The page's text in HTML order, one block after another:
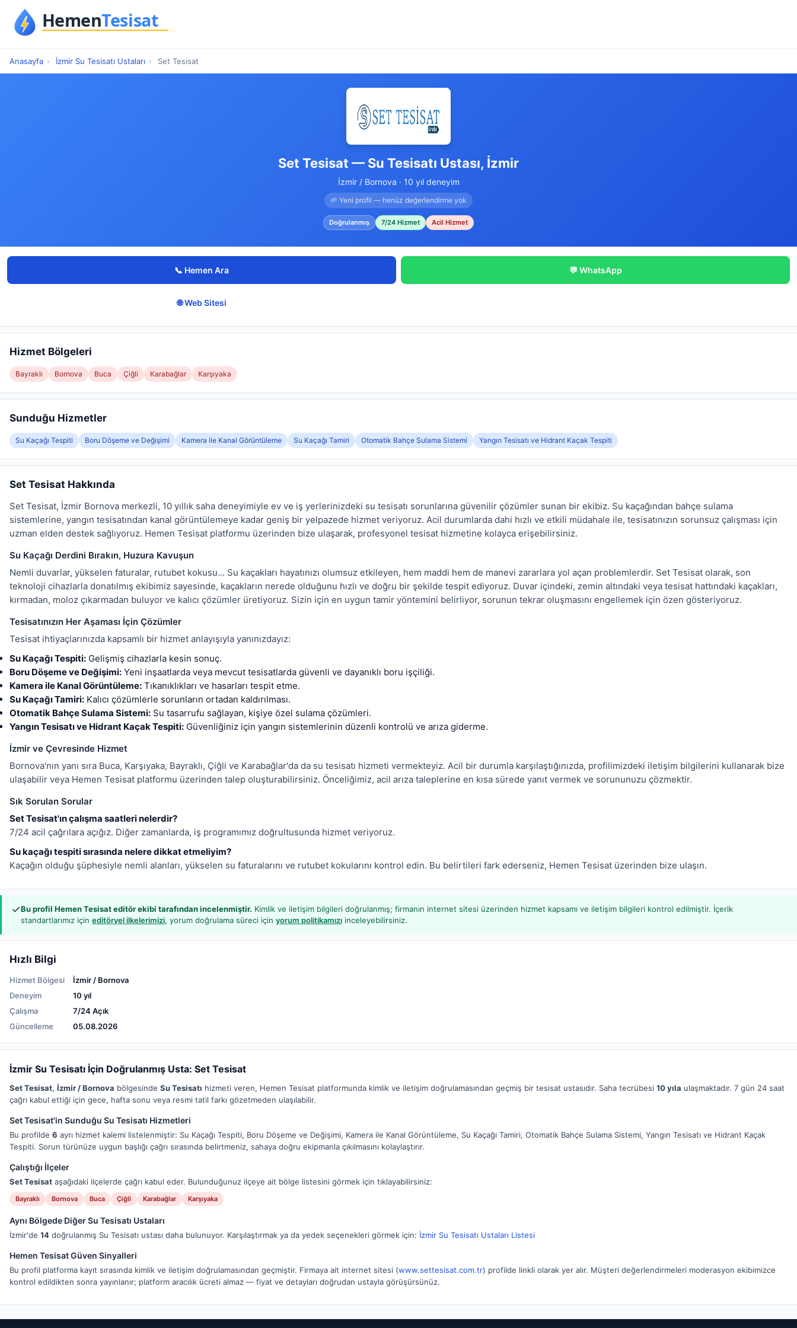
Anasayfa › İzmir Su Tesisatı Ustaları › Set Tesisat
Set Tesisat — Su Tesisatı Ustası, İzmir
İzmir / Bornova · 10 yıl deneyim
🌱 Yeni profil — henüz değerlendirme yok
Doğrulanmış 7/24 Hizmet Acil Hizmet
📞 Hemen Ara 💬 WhatsApp
🌐 Web Sitesi
Hizmet Bölgeleri
Bayraklı Bornova Buca Çiğli Karabağlar Karşıyaka
Sunduğu Hizmetler
Su Kaçağı Tespiti Boru Döşeme ve Değişimi Kamera ile Kanal Görüntüleme Su Kaçağı Tamiri Otomatik Bahçe Sulama Sistemi Yangın Tesisatı ve Hidrant Kaçak Tespiti
Set Tesisat Hakkında
Set Tesisat, İzmir Bornova merkezli, 10 yıllık saha deneyimiyle ev ve iş yerlerinizdeki su tesisatı sorunlarına güvenilir çözümler sunan bir ekibiz. Su kaçağından bahçe sulama
sistemlerine, yangın tesisatından kanal görüntülemeye kadar geniş bir yelpazede hizmet veriyoruz. Acil durumlarda dahi hızlı ve etkili müdahale ile, tesisatınızın sorunsuz çalışması için
uzman elden destek sağlıyoruz. Hemen Tesisat platformu üzerinden bize ulaşarak, profesyonel tesisat hizmetine kolayca erişebilirsiniz.
Su Kaçağı Derdini Bırakın, Huzura Kavuşun
Nemli duvarlar, yükselen faturalar, rutubet kokusu... Su kaçakları hayatınızı olumsuz etkileyen, hem maddi hem de manevi zararlara yol açan problemlerdir. Set Tesisat olarak, son
teknoloji cihazlarla donatılmış ekibimiz sayesinde, kaçakların nerede olduğunu hızlı ve doğru bir şekilde tespit ediyoruz. Duvar içindeki, zemin altındaki veya tesisat hattındaki kaçakları,
kırmadan, moloz çıkarmadan buluyor ve kalıcı çözümler üretiyoruz. Sizin için en uygun tamir yöntemini belirliyor, sorunun tekrar oluşmasını engellemek için özen gösteriyoruz.
Tesisatınızın Her Aşaması İçin Çözümler
Tesisat ihtiyaçlarınızda kapsamlı bir hizmet anlayışıyla yanınızdayız:
Su Kaçağı Tespiti: Gelişmiş cihazlarla kesin sonuç.
Boru Döşeme ve Değişimi: Yeni inşaatlarda veya mevcut tesisatlarda güvenli ve dayanıklı boru işçiliği.
Kamera ile Kanal Görüntüleme: Tıkanıklıkları ve hasarları tespit etme.
Su Kaçağı Tamiri: Kalıcı çözümlerle sorunların ortadan kaldırılması.
Otomatik Bahçe Sulama Sistemi: Su tasarrufu sağlayan, kişiye özel sulama çözümleri.
Yangın Tesisatı ve Hidrant Kaçak Tespiti: Güvenliğiniz için yangın sistemlerinin düzenli kontrolü ve arıza giderme.
İzmir ve Çevresinde Hizmet
Bornova'nın yanı sıra Buca, Karşıyaka, Bayraklı, Çiğli ve Karabağlar'da da su tesisatı hizmeti vermekteyiz. Acil bir durumla karşılaştığınızda, profilimizdeki iletişim bilgilerini kullanarak bize
ulaşabilir veya Hemen Tesisat platformu üzerinden talep oluşturabilirsiniz. Önceliğimiz, acil arıza taleplerine en kısa sürede yanıt vermek ve sorununuzu çözmektir.
Sık Sorulan Sorular
Set Tesisat'ın çalışma saatleri nelerdir?
7/24 acil çağrılara açığız. Diğer zamanlarda, iş programımız doğrultusunda hizmet veriyoruz.
Su kaçağı tespiti sırasında nelere dikkat etmeliyim?
Kaçağın olduğu şüphesiyle nemli alanları, yükselen su faturalarını ve rutubet kokularını kontrol edin. Bu belirtileri fark ederseniz, Hemen Tesisat üzerinden bize ulaşın.
✓Bu profil Hemen Tesisat editör ekibi tarafından incelenmiştir. Kimlik ve iletişim bilgileri doğrulanmış; firmanın internet sitesi üzerinden hizmet kapsamı ve iletişim bilgileri kontrol edilmiştir. İçerik
standartlarımız için editöryel ilkelerimizi, yorum doğrulama süreci için yorum politikamızı inceleyebilirsiniz.
Hızlı Bilgi
Hizmet Bölgesi
İzmir / Bornova
Deneyim
10 yıl
Çalışma
7/24 Açık
Güncelleme
05.08.2026
İzmir Su Tesisatı İçin Doğrulanmış Usta: Set Tesisat
Set Tesisat, İzmir / Bornova bölgesinde Su Tesisatı hizmeti veren, Hemen Tesisat platformunda kimlik ve iletişim doğrulamasından geçmiş bir tesisat ustasıdır. Saha tecrübesi 10 yıla ulaşmaktadır. 7 gün 24 saat
çağrı kabul ettiği için gece, hafta sonu veya resmi tatil farkı gözetmeden ulaşılabilir.
Set Tesisat'in Sunduğu Su Tesisatı Hizmetleri
Bu profilde 6 ayrı hizmet kalemi listelenmiştir: Su Kaçağı Tespiti, Boru Döşeme ve Değişimi, Kamera ile Kanal Görüntüleme, Su Kaçağı Tamiri, Otomatik Bahçe Sulama Sistemi, Yangın Tesisatı ve Hidrant Kaçak
Tespiti. Sorun türünüze uygun başlığı çağrı sırasında belirtmeniz, sahaya doğru ekipmanla çıkılmasını kolaylaştırır.
Çalıştığı İlçeler
Set Tesisat aşağıdaki ilçelerde çağrı kabul eder. Bulunduğunuz ilçeye ait bölge listesini görmek için tıklayabilirsiniz:
Bayraklı Bornova Buca Çiğli Karabağlar Karşıyaka
Aynı Bölgede Diğer Su Tesisatı Ustaları
İzmir'de 14 doğrulanmış Su Tesisatı ustası daha bulunuyor. Karşılaştırmak ya da yedek seçenekleri görmek için: İzmir Su Tesisatı Ustaları Listesi
Hemen Tesisat Güven Sinyalleri
Bu profil platforma kayıt sırasında kimlik ve iletişim doğrulamasından geçmiştir. Firmaya ait internet sitesi (www.settesisat.com.tr) profilde linkli olarak yer alır. Müşteri değerlendirmeleri moderasyon ekibimizce
kontrol edildikten sonra yayınlanır; platform aracılık ücreti almaz — fiyat ve detayları doğrudan ustayla görüşürsünüz.